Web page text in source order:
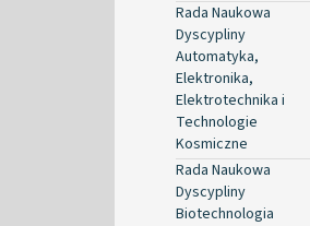
Rada Naukowa
Dyscypliny
Automatyka,
Elektronika,
Elektrotechnika i
Technologie
Kosmiczne
Rada Naukowa
Dyscypliny
Biotechnologia